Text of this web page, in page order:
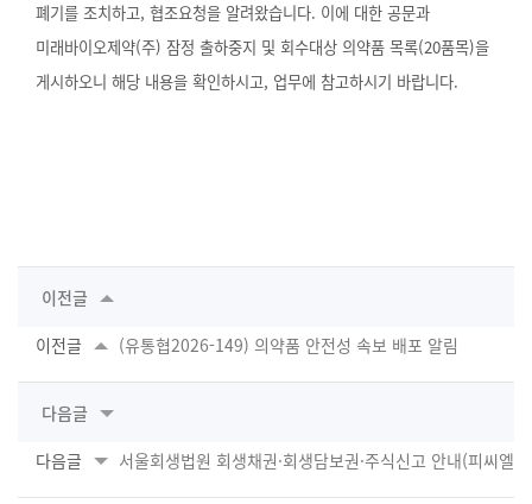
폐기를 조치하고, 협조요청을 알려왔습니다. 이에 대한 공문과
미래바이오제약(주) 잠정 출하중지 및 회수대상 의약품 목록(20품목)을
게시하오니 해당 내용을 확인하시고, 업무에 참고하시기 바랍니다.
이전글
이전글
(유통협2026-149) 의약품 안전성 속보 배포 알림
다음글
다음글
서울회생법원 회생채권·회생담보권·주식신고 안내(피씨엘